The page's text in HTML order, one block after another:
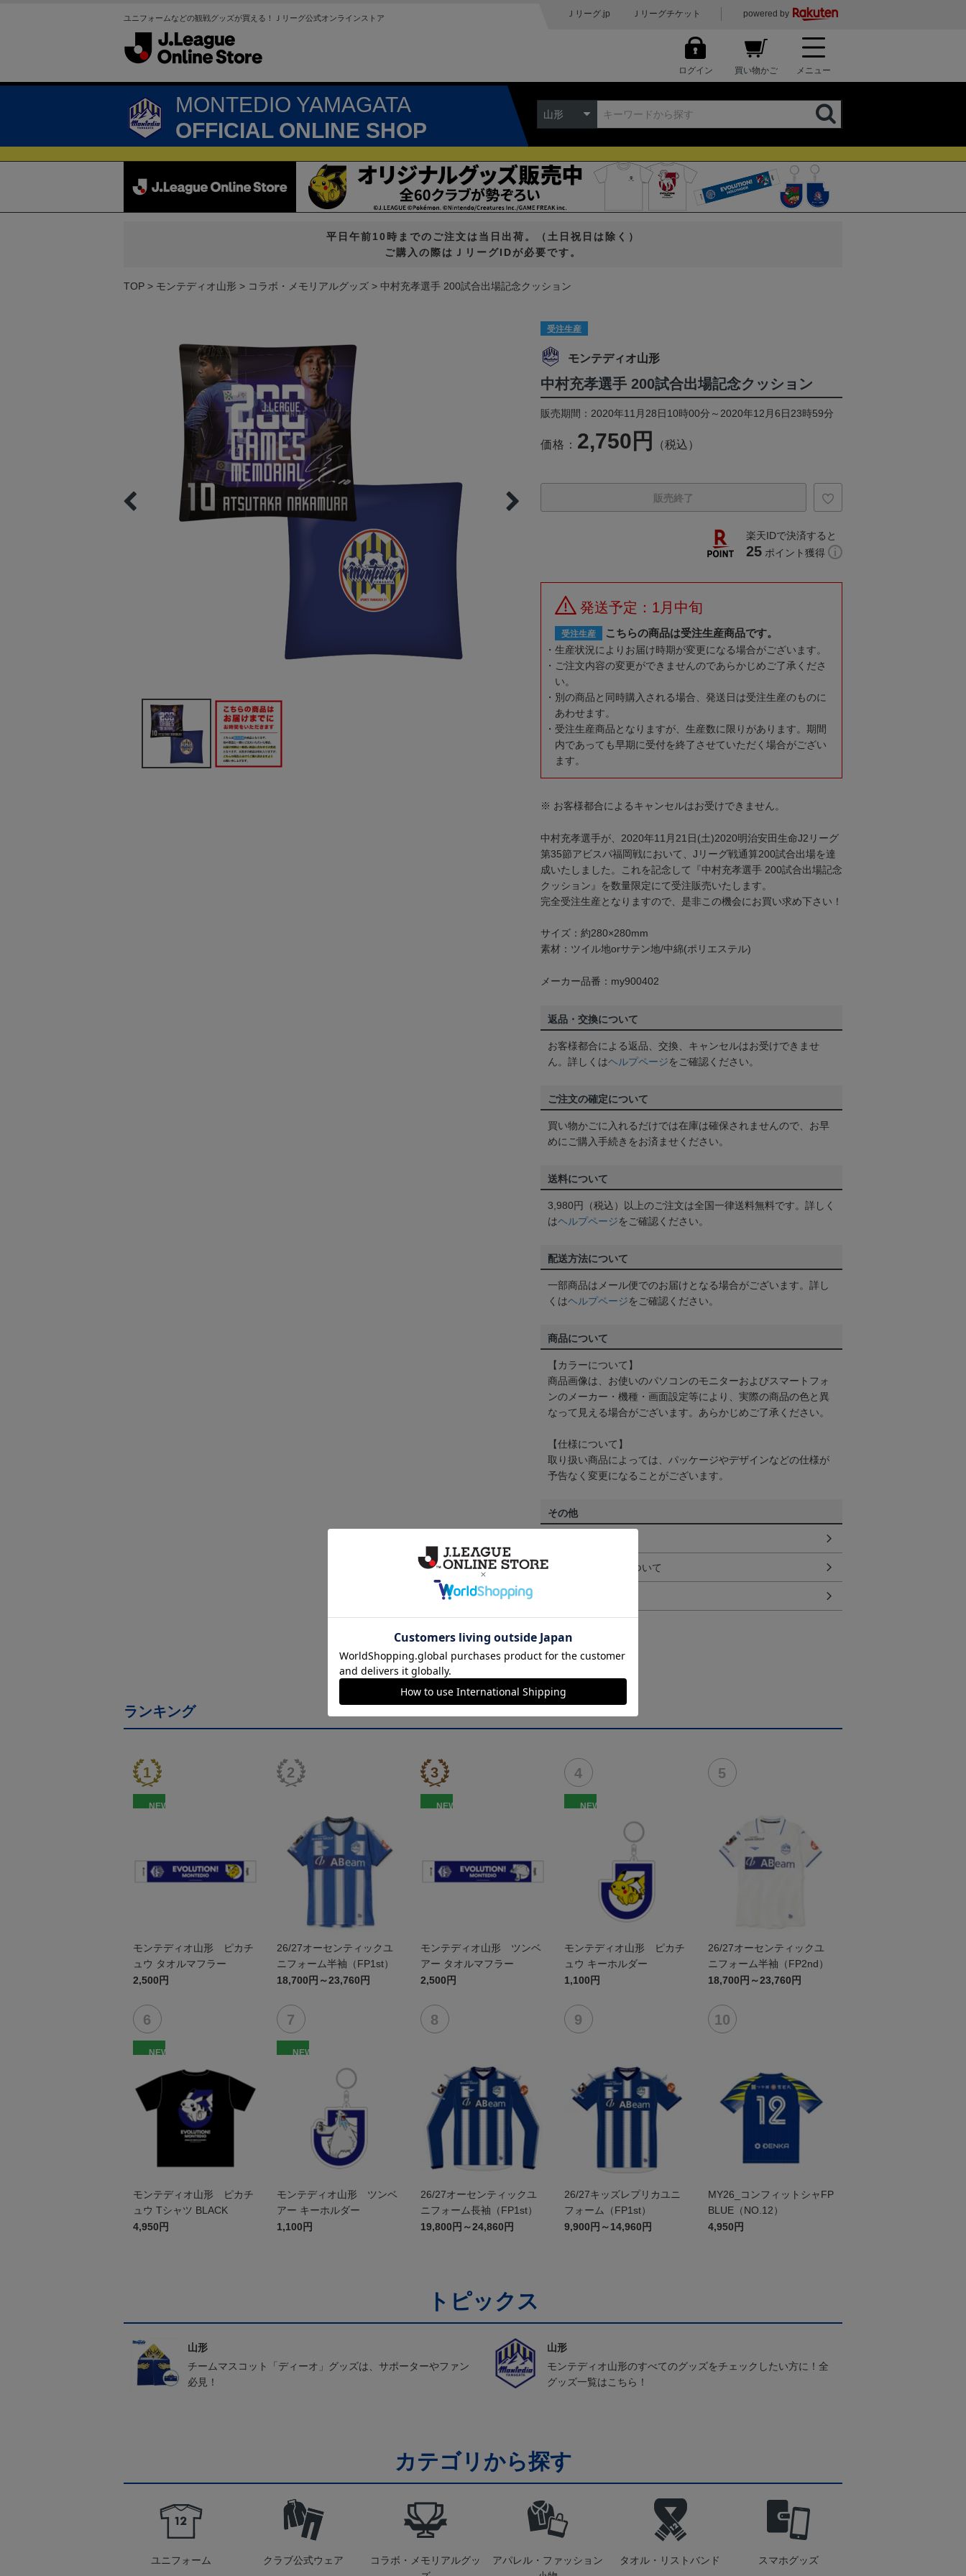
ユニフォームなどの観戦グッズが買える！Ｊリーグ公式オンラインストア Ｊリーグ.jp Ｊリーグチケット powered by
ログイン 買い物かご メニュー
MONTEDIO YAMAGATA
OFFICIAL ONLINE SHOP
山形
平日午前10時までのご注文は当日出荷。（土日祝日は除く）
ご購入の際はＪリーグIDが必要です。
TOP モンテディオ山形 コラボ・メモリアルグッズ 中村充孝選手 200試合出場記念クッション
受注生産
モンテディオ山形
中村充孝選手 200試合出場記念クッション
販売期間：2020年11月28日10時00分～2020年12月6日23時59分
価格： 2,750円 （税込）
販売終了
楽天IDで決済すると
25 ポイント獲得
発送予定：1月中旬
受注生産 こちらの商品は受注生産商品です。
生産状況によりお届け時期が変更になる場合がございます。
ご注文内容の変更ができませんのであらかじめご了承くださ
い。
別の商品と同時購入される場合、発送日は受注生産のものに
あわせます。
受注生産商品となりますが、生産数に限りがあります。期間
内であっても早期に受付を終了させていただく場合がござい
ます。
※ お客様都合によるキャンセルはお受けできません。
中村充孝選手が、2020年11月21日(土)2020明治安田生命J2リーグ
第35節アビスパ福岡戦において、Jリーグ戦通算200試合出場を達
成いたしました。これを記念して『中村充孝選手 200試合出場記念
クッション』を数量限定にて受注販売いたします。
完全受注生産となりますので、是非この機会にお買い求め下さい！
サイズ：約280×280mm
素材：ツイル地orサテン地/中綿(ポリエステル)
メーカー品番：my900402
返品・交換について
お客様都合による返品、交換、キャンセルはお受けできませ
ん。詳しくはヘルプページをご確認ください。
ご注文の確定について
買い物かごに入れるだけでは在庫は確保されませんので、お早
めにご購入手続きをお済ませください。
送料について
3,980円（税込）以上のご注文は全国一律送料無料です。詳しく
はヘルプページをご確認ください。
配送方法について
一部商品はメール便でのお届けとなる場合がございます。詳し
くはヘルプページをご確認ください。
商品について
【カラーについて】
商品画像は、お使いのパソコンのモニターおよびスマートフォ
ンのメーカー・機種・画面設定等により、実際の商品の色と異
なって見える場合がございます。あらかじめご了承ください。
【仕様について】
取り扱い商品によっては、パッケージやデザインなどの仕様が
予告なく変更になることがございます。
その他
ギフト対応について
ランキング
NEW
モンテディオ山形 ピカチ
ュウ タオルマフラー
2,500円
26/27オーセンティックユ
ニフォーム半袖（FP1st）
18,700円～23,760円
NEW
モンテディオ山形 ツンベ
アー タオルマフラー
2,500円
NEW
モンテディオ山形 ピカチ
ュウ キーホルダー
1,100円
26/27オーセンティックユ
ニフォーム半袖（FP2nd）
18,700円～23,760円
NEW
モンテディオ山形 ピカチ
ュウ Tシャツ BLACK
4,950円
NEW
モンテディオ山形 ツンベ
アー キーホルダー
1,100円
26/27オーセンティックユ
ニフォーム長袖（FP1st）
19,800円～24,860円
26/27キッズレプリカユニ
フォーム（FP1st）
9,900円～14,960円
MY26_コンフィットシャFP
BLUE（NO.12）
4,950円
トピックス
山形
チームマスコット「ディーオ」グッズは、サポーターやファン
必見！
山形
モンテディオ山形のすべてのグッズをチェックしたい方に！全
グッズ一覧はこちら！
カテゴリから探す
ユニフォーム クラブ公式ウェア
コラボ・メモリアルグッ
アパレル・ファッション
タオル・リストバンド スマホグッズ